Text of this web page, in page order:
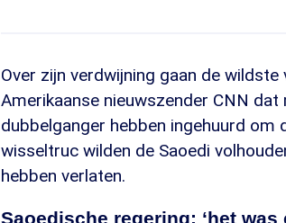
Over zijn verdwijning gaan de
Amerikaanse nieuwszender CNN
dubbelganger hebben ingehuurd
wisseltruc wilden de Saoedi
hebben verlaten.
Saoedische regering: ‘het was